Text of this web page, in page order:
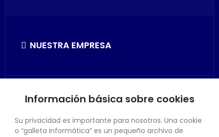
NUESTRA EMPRESA
SU CUENTA
Información básica sobre cookies
Su privacidad es importante para nosotros. Una cookie
o “galleta informática” es un pequeño archivo de